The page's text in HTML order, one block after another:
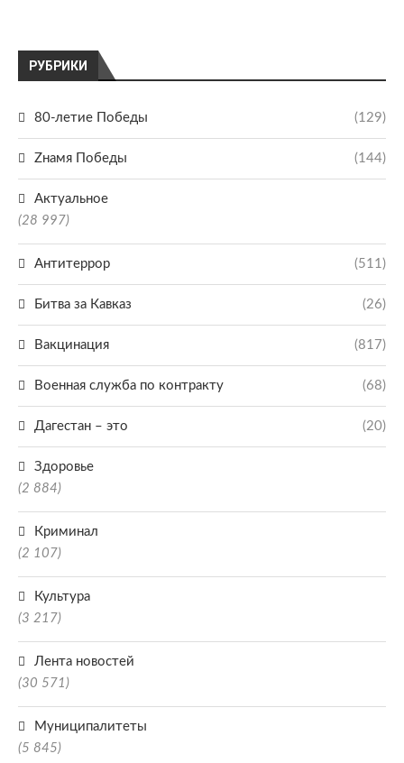
РУБРИКИ
80-летие Победы (129)
Zнамя Победы (144)
Актуальное
(28 997)
Антитеррор (511)
Битва за Кавказ (26)
Вакцинация (817)
Военная служба по контракту (68)
Дагестан – это (20)
Здоровье
(2 884)
Криминал
(2 107)
Культура
(3 217)
Лента новостей
(30 571)
Муниципалитеты
(5 845)